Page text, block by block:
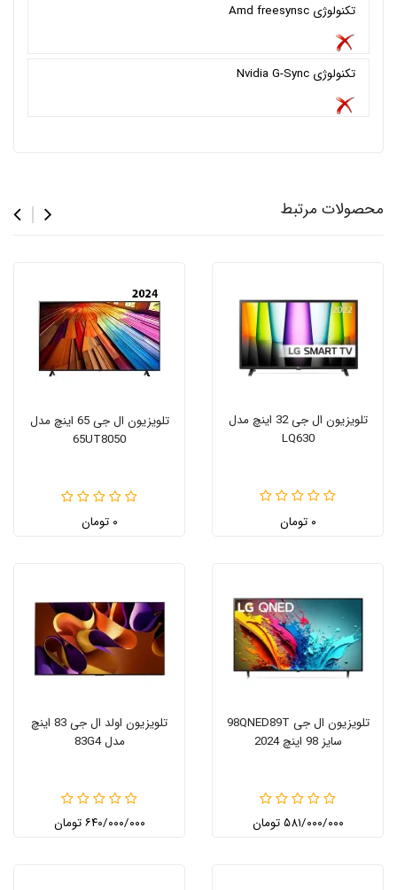
تکنولوژی Amd freesynsc
تکنولوژی Nvidia G-Sync
محصولات مرتبط
تلویزیون ال جی 32 اینچ مدل
LQ630
۰ تومان
تلویزیون ال جی 65 اینچ مدل
65UT8050
۰ تومان
تلویزیون ال جی 98QNED89T
سایز 98 اینچ 2024
۵۸۱/۰۰۰/۰۰۰ تومان
تلویزیون اولد ال جی 83 اینچ
مدل 83G4
۶۴۰/۰۰۰/۰۰۰ تومان